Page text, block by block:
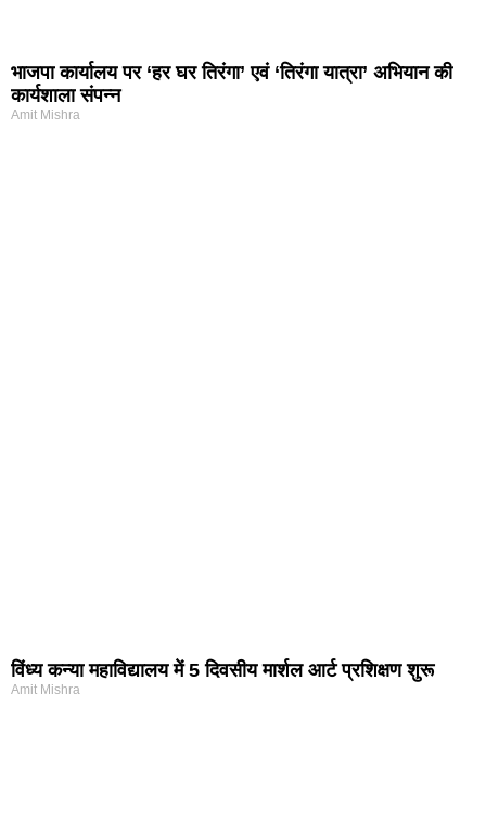
भाजपा कार्यालय पर ‘हर घर तिरंगा’ एवं ‘तिरंगा यात्रा’ अभियान की
कार्यशाला संपन्न
Amit Mishra
विंध्य कन्या महाविद्यालय में 5 दिवसीय मार्शल आर्ट प्रशिक्षण शुरू
Amit Mishra